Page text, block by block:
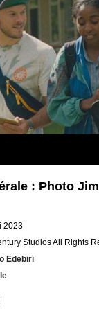
: Photo
2023
Studios All Rights
Edebiri